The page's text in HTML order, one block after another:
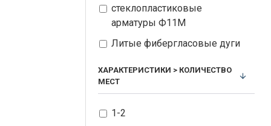
стеклопластиковые
арматуры Ф11М
Литые фибергласовые дуги
Фиберглассовые дуги
дуги Ф11ММ цельные
ХАРАКТЕРИСТИКИ > КОЛИЧЕСТВО
МЕСТ
1-2